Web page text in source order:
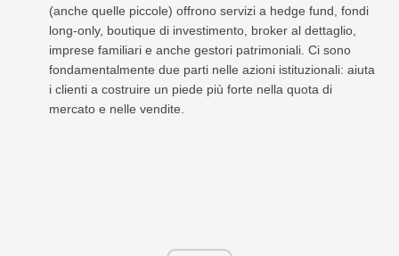
(anche quelle piccole) offrono servizi a hedge fund, fondi
long-only, boutique di investimento, broker al dettaglio,
imprese familiari e anche gestori patrimoniali. Ci sono
fondamentalmente due parti nelle azioni istituzionali: aiuta
i clienti a costruire un piede più forte nella quota di
mercato e nelle vendite.